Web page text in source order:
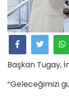
Başkan Tugay,
“Geleceğimizi